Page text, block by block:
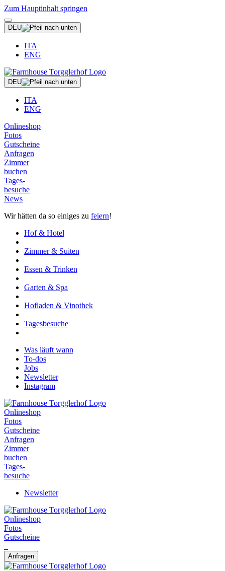
Zum Hauptinhalt springen
DEU
ITA
ENG
DEU
ITA
ENG
Onlineshop
Fotos
Gutscheine
Anfragen
Zimmer
buchen
Tages-
besuche
News
Wir hätten da so einiges zu feiern!
Hof & Hotel
Zimmer & Suiten
Essen & Trinken
Garten & Spa
Hofladen & Vinothek
Tagesbesuche
Was läuft wann
To-dos
Jobs
Newsletter
Instagram
Onlineshop
Fotos
Gutscheine
Anfragen
Zimmer
buchen
Tages-
besuche
Newsletter
Onlineshop
Fotos
Gutscheine
Anfragen